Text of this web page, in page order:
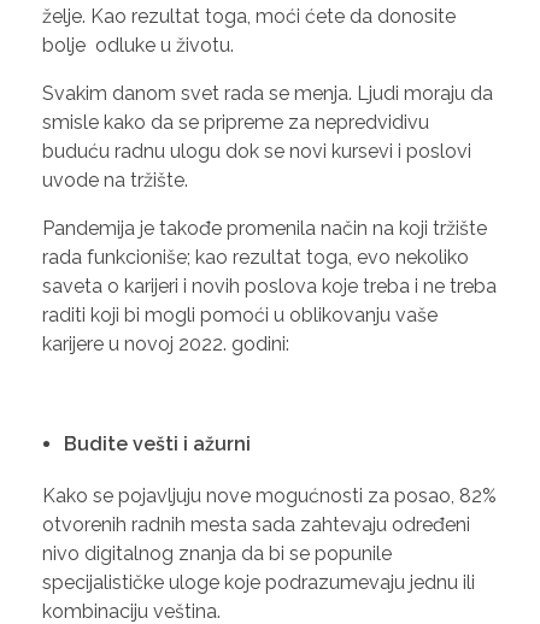
želje. Kao rezultat toga, moći ćete da donosite
bolje odluke u životu.
Svakim danom svet rada se menja. Ljudi moraju da
smisle kako da se pripreme za nepredvidivu
buduću radnu ulogu dok se novi kursevi i poslovi
uvode na tržište.
Pandemija je takođe promenila način na koji tržište
rada funkcioniše; kao rezultat toga, evo nekoliko
saveta o karijeri i novih poslova koje treba i ne treba
raditi koji bi mogli pomoći u oblikovanju vaše
karijere u novoj 2022. godini:
Budite vešti i ažurni
Kako se pojavljuju nove mogućnosti za posao, 82%
otvorenih radnih mesta sada zahtevaju određeni
nivo digitalnog znanja da bi se popunile
specijalističke uloge koje podrazumevaju jednu ili
kombinaciju veština.